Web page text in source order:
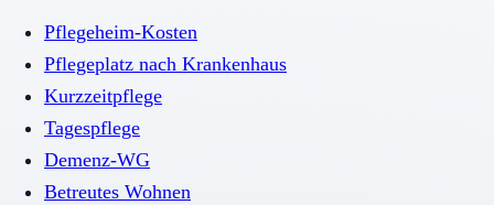
Pflegeheim-Kosten
Pflegeplatz nach Krankenhaus
Kurzzeitpflege
Tagespflege
Demenz-WG
Betreutes Wohnen